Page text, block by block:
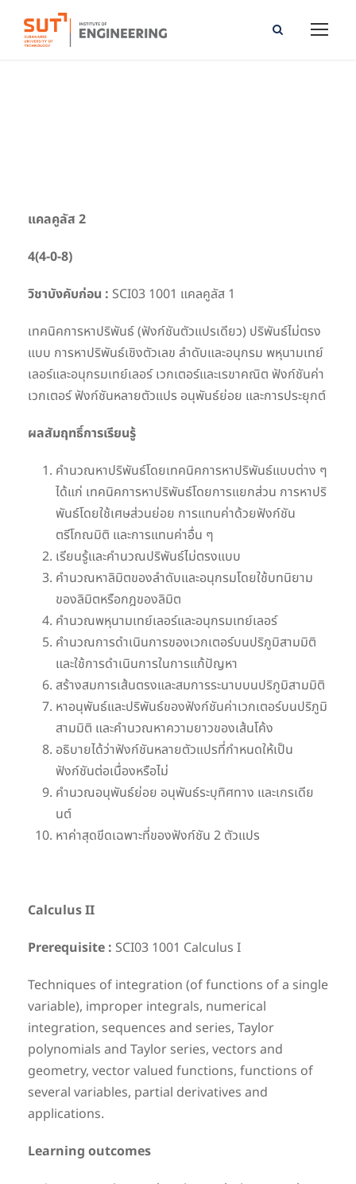
แคลคูลัส 2
4(4-0-8)
วิชาบังคับก่อน : SCI03 1001 แคลคูลัส 1
เทคนิคการหาปริพันธ์ (ฟังก์ชันตัวแปรเดียว) ปริพันธ์ไม่ตรง
แบบ การหาปริพันธ์เชิงตัวเลข ลำดับและอนุกรม พหุนามเทย์
เลอร์และอนุกรมเทย์เลอร์ เวกเตอร์และเรขาคณิต ฟังก์ชันค่า
เวกเตอร์ ฟังก์ชันหลายตัวแปร อนุพันธ์ย่อย และการประยุกต์
ผลสัมฤทธิ์การเรียนรู้
คำนวณหาปริพันธ์โดยเทคนิคการหาปริพันธ์แบบต่าง ๆ
ได้แก่ เทคนิคการหาปริพันธ์โดยการแยกส่วน การหาปริ
พันธ์โดยใช้เศษส่วนย่อย การแทนค่าด้วยฟังก์ชัน
ตรีโกณมิติ และการแทนค่าอื่น ๆ
เรียนรู้และคำนวณปริพันธ์ไม่ตรงแบบ
คำนวณหาลิมิตของลำดับและอนุกรมโดยใช้บทนิยาม
ของลิมิตหรือกฎของลิมิต
คำนวณพหุนามเทย์เลอร์และอนุกรมเทย์เลอร์
คำนวณการดำเนินการของเวกเตอร์บนปริภูมิสามมิติ
และใช้การดำเนินการในการแก้ปัญหา
สร้างสมการเส้นตรงและสมการระนาบบนปริภูมิสามมิติ
หาอนุพันธ์และปริพันธ์ของฟังก์ชันค่าเวกเตอร์บนปริภูมิ
สามมิติ และคำนวณหาความยาวของเส้นโค้ง
อธิบายได้ว่าฟังก์ชันหลายตัวแปรที่กำหนดให้เป็น
ฟังก์ชันต่อเนื่องหรือไม่
คำนวณอนุพันธ์ย่อย อนุพันธ์ระบุทิศทาง และเกรเดีย
นต์
หาค่าสุดขีดเฉพาะที่ของฟังก์ชัน 2 ตัวแปร
Calculus II
Prerequisite : SCI03 1001 Calculus I
Techniques of integration (of functions of a single
variable), improper integrals, numerical
integration, sequences and series, Taylor
polynomials and Taylor series, vectors and
geometry, vector valued functions, functions of
several variables, partial derivatives and
applications.
Learning outcomes